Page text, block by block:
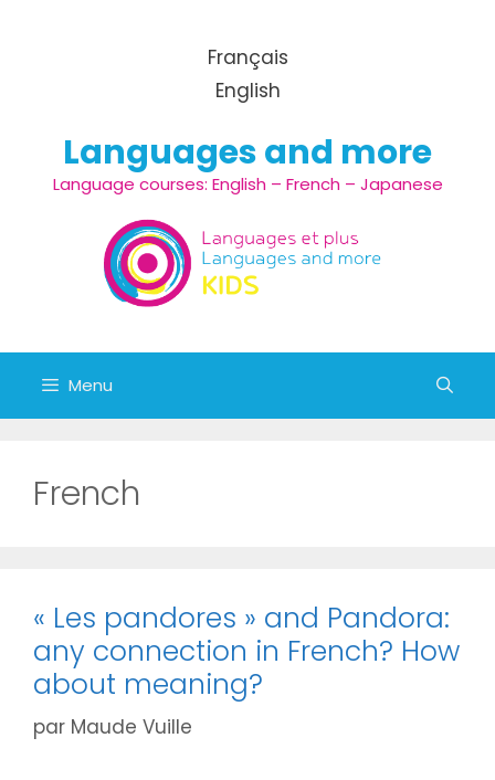
Français
English
Languages and more
Language courses: English – French – Japanese
Menu
French
« Les pandores » and Pandora:
any connection in French? How
about meaning?
par Maude Vuille